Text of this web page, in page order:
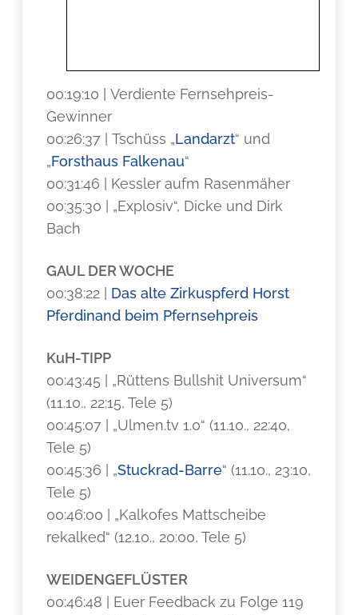
00:19:10 | Verdiente Fernsehpreis-
Gewinner
00:26:37 | Tschüss „Landarzt“ und
„Forsthaus Falkenau“
00:31:46 | Kessler aufm Rasenmäher
00:35:30 | „Explosiv“, Dicke und Dirk
Bach
GAUL DER WOCHE
00:38:22 | Das alte Zirkuspferd Horst
Pferdinand beim Pfernsehpreis
KuH-TIPP
00:43:45 | „Rüttens Bullshit Universum“
(11.10., 22:15, Tele 5)
00:45:07 | „Ulmen.tv 1.0“ (11.10., 22:40,
Tele 5)
00:45:36 | „Stuckrad-Barre“ (11.10., 23:10,
Tele 5)
00:46:00 | „Kalkofes Mattscheibe
rekalked“ (12.10., 20:00, Tele 5)
WEIDENGEFLÜSTER
00:46:48 | Euer Feedback zu Folge 119